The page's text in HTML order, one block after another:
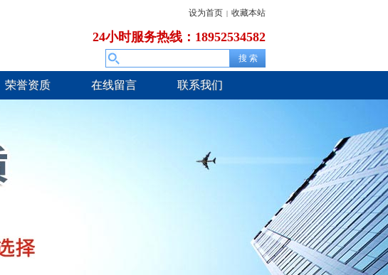
设为首页 | 收藏本站
24小时服务热线：18952534582
荣誉资质 在线留言 联系我们